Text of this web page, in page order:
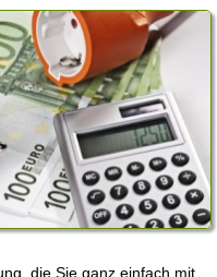
die Sie ganz einfach mit